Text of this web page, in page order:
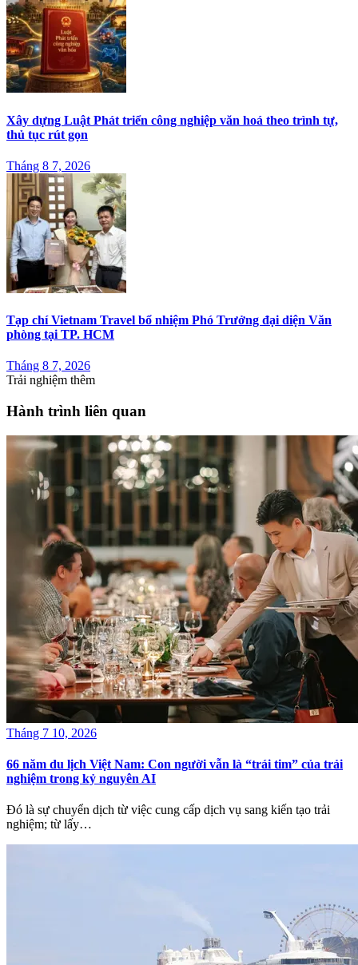
Xây dựng Luật Phát triển công nghiệp văn hoá theo trình tự,
thủ tục rút gọn
Tháng 8 7, 2026
Tạp chí Vietnam Travel bổ nhiệm Phó Trưởng đại diện Văn
phòng tại TP. HCM
Tháng 8 7, 2026
Trải nghiệm thêm
Hành trình liên quan
Tháng 7 10, 2026
66 năm du lịch Việt Nam: Con người vẫn là “trái tim” của trải
nghiệm trong kỷ nguyên AI
Đó là sự chuyển dịch từ việc cung cấp dịch vụ sang kiến tạo trải
nghiệm; từ lấy…